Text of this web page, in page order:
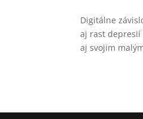
Digitálne
aj rast depresií
aj svojim